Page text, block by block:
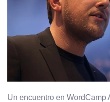
Un encuentro en WordCamp